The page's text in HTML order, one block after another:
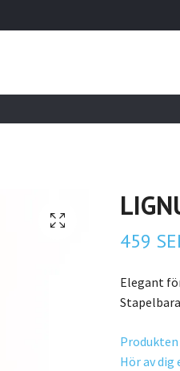
459
Elegant
Stapelbara
Hör av